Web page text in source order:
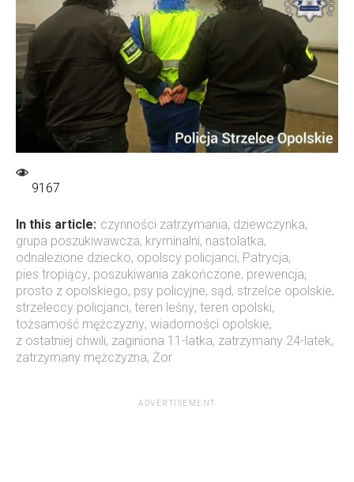
9167
In this article: czynności zatrzymania, dziewczynka,
grupa poszukiwawcza, kryminalni, nastolatka,
odnalezione dziecko, opolscy policjanci, Patrycja,
pies tropiący, poszukiwania zakończone, prewencja,
prosto z opolskiego, psy policyjne, sąd, strzelce opolskie,
strzeleccy policjanci, teren leśny, teren opolski,
tożsamość mężczyzny, wiadomości opolskie,
z ostatniej chwili, zaginiona 11-latka, zatrzymany 24-latek,
zatrzymany mężczyzna, Żor
ADVERTISEMENT